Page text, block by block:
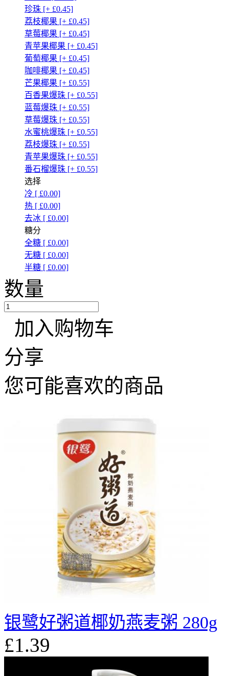
珍珠 [+ £0.45]
荔枝椰果 [+ £0.45]
草莓椰果 [+ £0.45]
青苹果椰果 [+ £0.45]
葡萄椰果 [+ £0.45]
咖啡椰果 [+ £0.45]
芒果椰果 [+ £0.55]
百香果爆珠 [+ £0.55]
蓝莓爆珠 [+ £0.55]
草莓爆珠 [+ £0.55]
水蜜桃爆珠 [+ £0.55]
荔枝爆珠 [+ £0.55]
青苹果爆珠 [+ £0.55]
番石榴爆珠 [+ £0.55]
选择
冷 [ £0.00]
热 [ £0.00]
去冰 [ £0.00]
糖分
全糖 [ £0.00]
无糖 [ £0.00]
半糖 [ £0.00]
数量
加入购物车
分享
您可能喜欢的商品
银鹭好粥道椰奶燕麦粥 280g
£1.39